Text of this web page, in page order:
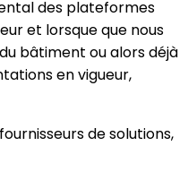
des plateformes
et lorsque que nous
bâtiment ou alors déjà
en vigueur,
de solutions,